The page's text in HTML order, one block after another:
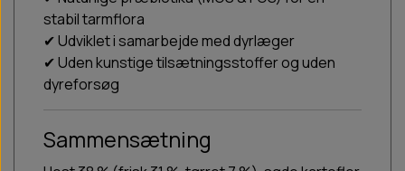
stabil tarmflora
✔ Udviklet i samarbejde med dyrlæger
✔ Uden kunstige tilsætningsstoffer og uden
dyreforsøg
Sammensætning